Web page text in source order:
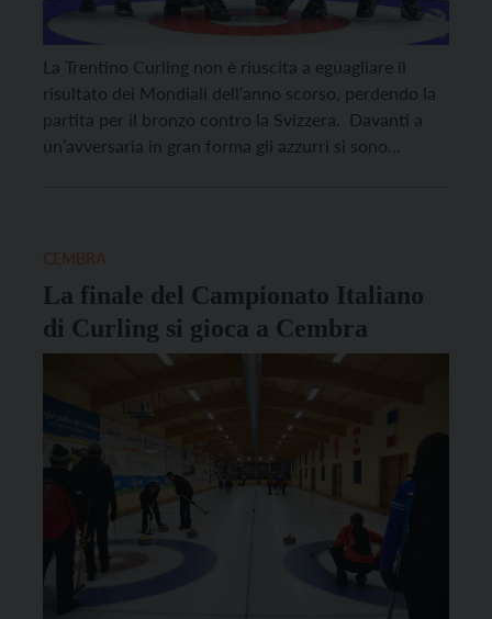
La Trentino Curling non è riuscita a eguagliare il
risultato dei Mondiali dell’anno scorso, perdendo la
partita per il bronzo contro la Svizzera. Davanti a
un’avversaria in gran forma gli azzurri si sono
La finale del Campionato Italiano
di Curling si gioca a Cembra